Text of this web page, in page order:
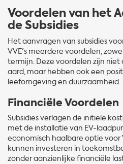
Voordelen van het
de Subsidies
Het aanvragen van subsidies
VVE's meerdere voordelen,
termijn. Deze voordelen zijn niet
aard, maar hebben ook een
leefomgeving en duurzaamheid.
Financiële Voordelen
Subsidies verlagen de initiële
met de installatie van EV-
economisch haalbare optie voor
kunnen investeren in
zonder aanzienlijke financiële